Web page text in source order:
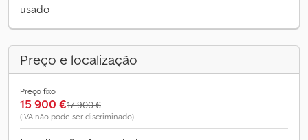
usado
Preço e localização
Preço fixo
15 900 €17 900 €
(IVA não pode ser discriminado)